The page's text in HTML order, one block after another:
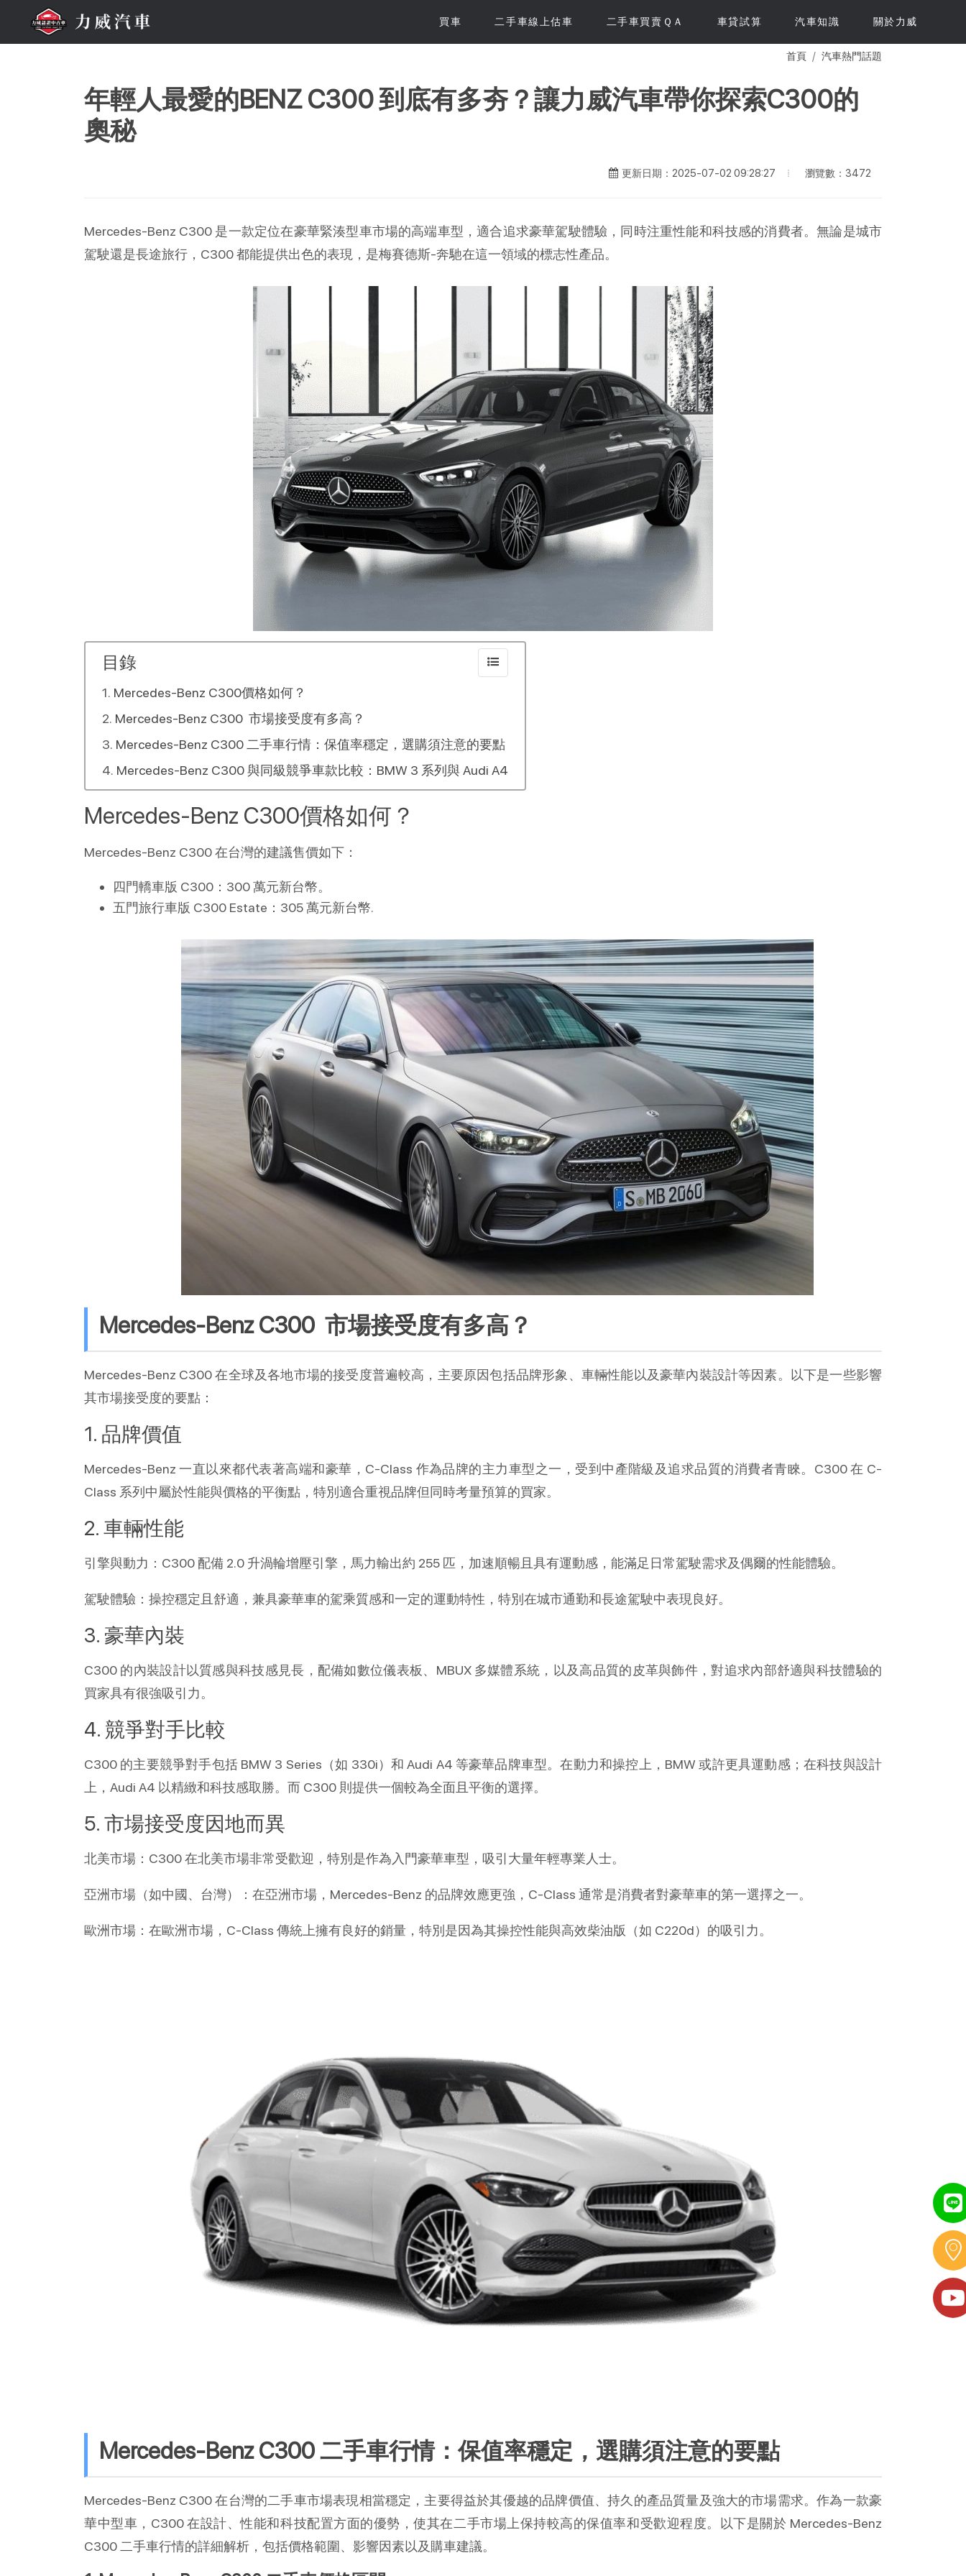
買車 二手車線上估車 二手車買賣ＱＡ 車貸試算 汽車知識 關於力威
首頁 汽車熱門話題
年輕人最愛的BENZ C300 到底有多夯？讓力威汽車帶你探索C300的
奧秘
更新日期：2025-07-02 09:28:27 瀏覽數：3472
Mercedes-Benz C300 是一款定位在豪華緊湊型車市場的高端車型，適合追求豪華駕駛體驗，同時注重性能和科技感的消費者。無論是城市
駕駛還是長途旅行，C300 都能提供出色的表現，是梅賽德斯-奔馳在這一領域的標志性產品。
目錄
Mercedes-Benz C300價格如何？
Mercedes-Benz C300 市場接受度有多高？
Mercedes-Benz C300 二手車行情：保值率穩定，選購須注意的要點
Mercedes-Benz C300 與同級競爭車款比較：BMW 3 系列與 Audi A4
Mercedes-Benz C300價格如何？
Mercedes-Benz C300 在台灣的建議售價如下：
四門轎車版 C300：300 萬元新台幣。
五門旅行車版 C300 Estate：305 萬元新台幣.
Mercedes-Benz C300 市場接受度有多高？
Mercedes-Benz C300 在全球及各地市場的接受度普遍較高，主要原因包括品牌形象、車輛性能以及豪華內裝設計等因素。以下是一些影響
其市場接受度的要點：
1. 品牌價值
Mercedes-Benz 一直以來都代表著高端和豪華，C-Class 作為品牌的主力車型之一，受到中產階級及追求品質的消費者青睞。C300 在 C-
Class 系列中屬於性能與價格的平衡點，特別適合重視品牌但同時考量預算的買家。
2. 車輛性能
引擎與動力：C300 配備 2.0 升渦輪增壓引擎，馬力輸出約 255 匹，加速順暢且具有運動感，能滿足日常駕駛需求及偶爾的性能體驗。
駕駛體驗：操控穩定且舒適，兼具豪華車的駕乘質感和一定的運動特性，特別在城市通勤和長途駕駛中表現良好。
3. 豪華內裝
C300 的內裝設計以質感與科技感見長，配備如數位儀表板、MBUX 多媒體系統，以及高品質的皮革與飾件，對追求內部舒適與科技體驗的
買家具有很強吸引力。
4. 競爭對手比較
C300 的主要競爭對手包括 BMW 3 Series（如 330i）和 Audi A4 等豪華品牌車型。在動力和操控上，BMW 或許更具運動感；在科技與設計
上，Audi A4 以精緻和科技感取勝。而 C300 則提供一個較為全面且平衡的選擇。
5. 市場接受度因地而異
北美市場：C300 在北美市場非常受歡迎，特別是作為入門豪華車型，吸引大量年輕專業人士。
亞洲市場（如中國、台灣）：在亞洲市場，Mercedes-Benz 的品牌效應更強，C-Class 通常是消費者對豪華車的第一選擇之一。
歐洲市場：在歐洲市場，C-Class 傳統上擁有良好的銷量，特別是因為其操控性能與高效柴油版（如 C220d）的吸引力。
Mercedes-Benz C300 二手車行情：保值率穩定，選購須注意的要點
Mercedes-Benz C300 在台灣的二手車市場表現相當穩定，主要得益於其優越的品牌價值、持久的產品質量及強大的市場需求。作為一款豪
華中型車，C300 在設計、性能和科技配置方面的優勢，使其在二手市場上保持較高的保值率和受歡迎程度。以下是關於 Mercedes-Benz
C300 二手車行情的詳細解析，包括價格範圍、影響因素以及購車建議。